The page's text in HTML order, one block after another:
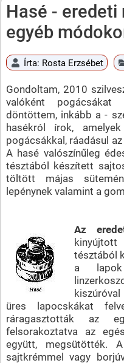
Hasé -
egyéb
Írta: Rosta Erzsébet
Gondoltam, 2010
valóként
döntöttem, inkább a -
hasékról írok,
pogácsákkal, ráadásul
A hasé valószínűleg
tésztából készített
töltött májas
lepénynek valamint a
Az
tésztából
a
üres lapocskákat
ráragasztották az
felsorakoztatva az
együtt, megsütötték.
sajtkrémmel vagy